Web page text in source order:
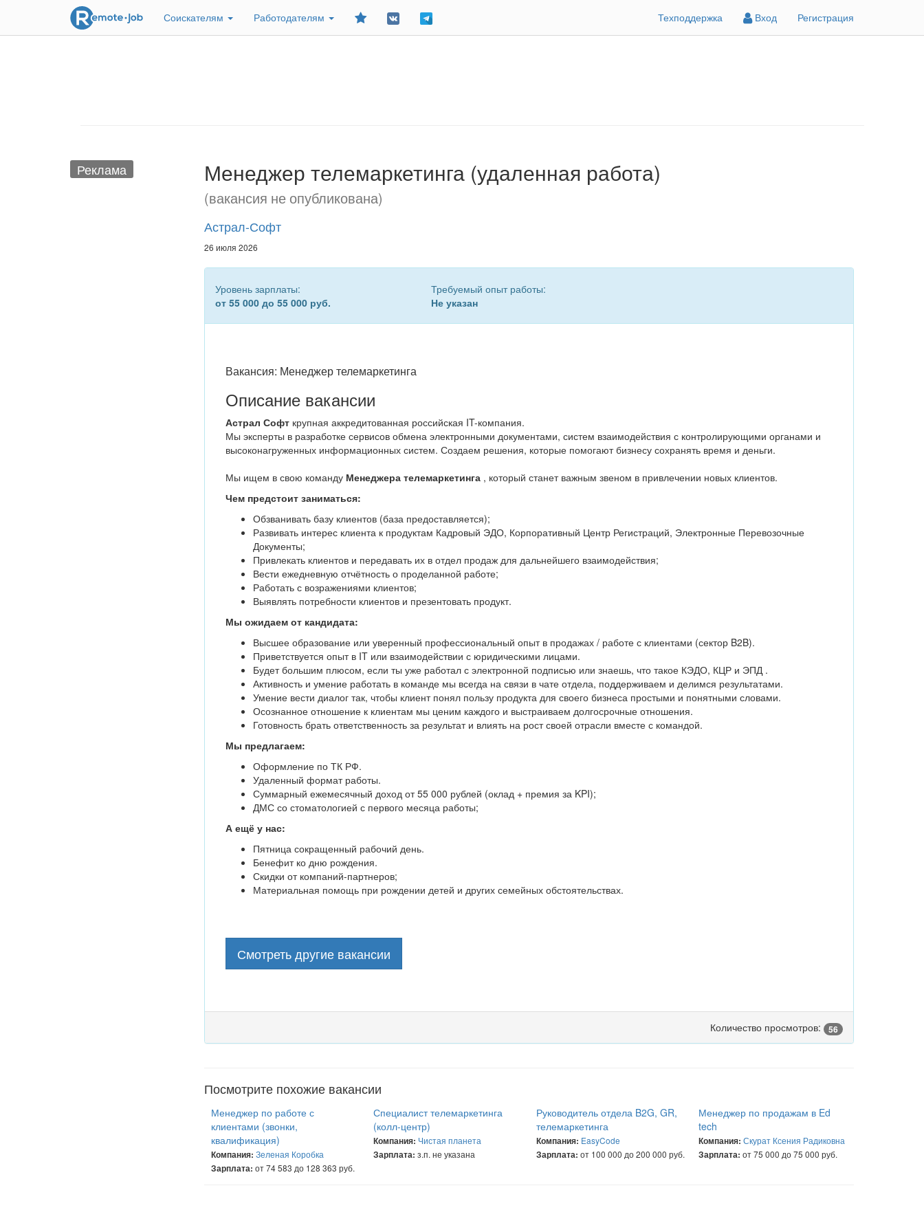
Соискателям Работодателям
Добавить
Техподдержка Вход Регистрация
Реклама Менеджер телемаркетинга (удаленная работа)
(вакансия не опубликована)
Астрал-Софт
26 июля 2026
Уровень зарплаты:
от 55 000 до 55 000 руб.
Требуемый опыт работы:
Не указан
Вакансия: Менеджер телемаркетинга
Описание вакансии
Астрал Софт крупная аккредитованная российская IT-компания.
Мы эксперты в разработке сервисов обмена электронными документами, систем взаимодействия с контролирующими органами и
высоконагруженных информационных систем. Создаем решения, которые помогают бизнесу сохранять время и деньги.
Мы ищем в свою команду Менеджера телемаркетинга , который станет важным звеном в привлечении новых клиентов.
Чем предстоит заниматься:
Обзванивать базу клиентов (база предоставляется);
Развивать интерес клиента к продуктам Кадровый ЭДО, Корпоративный Центр Регистраций, Электронные Перевозочные
Документы;
Привлекать клиентов и передавать их в отдел продаж для дальнейшего взаимодействия;
Вести ежедневную отчётность о проделанной работе;
Работать с возражениями клиентов;
Выявлять потребности клиентов и презентовать продукт.
Мы ожидаем от кандидата:
Высшее образование или уверенный профессиональный опыт в продажах / работе с клиентами (сектор B2B).
Приветствуется опыт в IT или взаимодействии с юридическими лицами.
Будет большим плюсом, если ты уже работал с электронной подписью или знаешь, что такое КЭДО, КЦР и ЭПД .
Активность и умение работать в команде мы всегда на связи в чате отдела, поддерживаем и делимся результатами.
Умение вести диалог так, чтобы клиент понял пользу продукта для своего бизнеса простыми и понятными словами.
Осознанное отношение к клиентам мы ценим каждого и выстраиваем долгосрочные отношения.
Готовность брать ответственность за результат и влиять на рост своей отрасли вместе с командой.
Мы предлагаем:
Оформление по ТК РФ.
Удаленный формат работы.
Суммарный ежемесячный доход от 55 000 рублей (оклад + премия за KPI);
ДМС со стоматологией с первого месяца работы;
А ещё у нас:
Пятница сокращенный рабочий день.
Бенефит ко дню рождения.
Скидки от компаний-партнеров;
Материальная помощь при рождении детей и других семейных обстоятельствах.
Смотреть другие вакансии
Количество просмотров: 56
Посмотрите похожие вакансии
Менеджер по работе с
клиентами (звонки,
квалификация)
Компания: Зеленая Коробка
Зарплата: от 74 583 до 128 363 руб.
Специалист телемаркетинга
(колл-центр)
Компания: Чистая планета
Зарплата: з.п. не указана
Руководитель отдела B2G, GR,
телемаркетинга
Компания: EasyCode
Зарплата: от 100 000 до 200 000 руб.
Менеджер по продажам в Ed
tech
Компания: Скурат Ксения Радиковна
Зарплата: от 75 000 до 75 000 руб.